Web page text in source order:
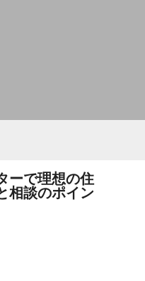
ーで理想の住
相談のポイン